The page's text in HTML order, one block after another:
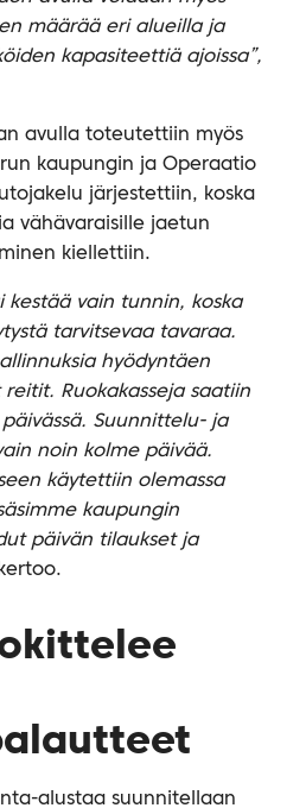
määrää eri alueilla ja
kapasiteettiä ajoissa”,
avulla toteutettiin myös
kaupungin ja Operaatio
järjestettiin, koska
vähävaraisille jaetun
kiellettiin.
kestää vain tunnin, koska
tarvitsevaa tavaraa.
hyödyntäen
Ruokakasseja saatiin
Suunnittelu- ja
noin kolme päivää.
käytettiin olemassa
kaupungin
päivän tilaukset ja
kertoo.
alustaa suunnitellaan